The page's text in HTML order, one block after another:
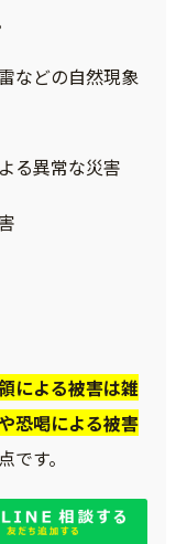
などの自然現象
る異常な災害
による被害は雑
恐喝による被害
点です。